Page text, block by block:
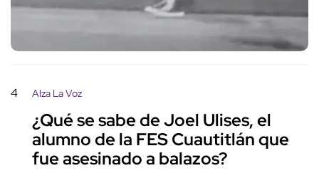
4 Alza La Voz
¿Qué se sabe de Joel Ulises, el
alumno de la FES Cuautitlán que
fue asesinado a balazos?